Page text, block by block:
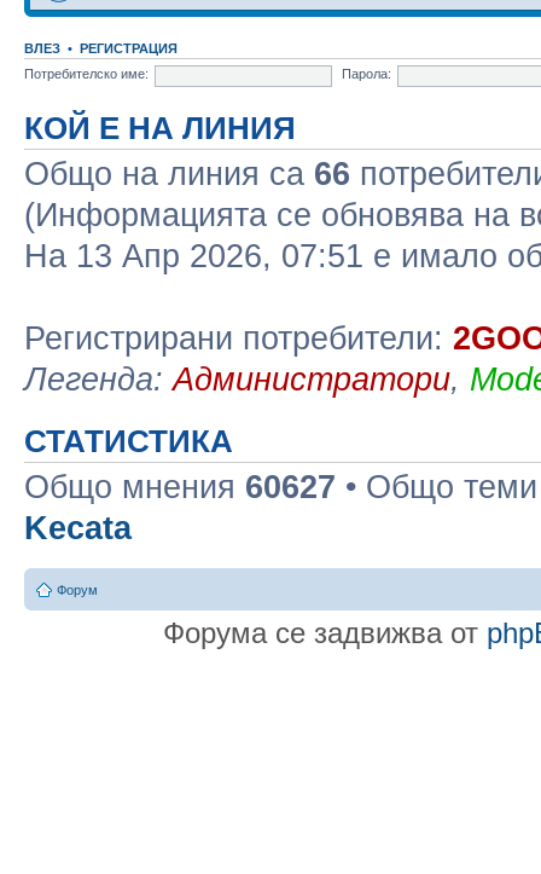
ВЛЕЗ • РЕГИСТРАЦИЯ
Потребителско име:
Парола:
КОЙ Е НА ЛИНИЯ
Общо на линия са 66
(Информацията се обновява на
На 13 Апр 2026, 07:51 е имало
Регистрирани потребители:
Легенда:Администратори,
СТАТИСТИКА
Общо мнения 60627 • Общо
Kecata
Форум
Форума се задвижва от